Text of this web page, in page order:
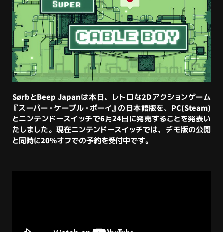
SørbとBeep Japanは本日、レトロな2Dアクションゲーム
『スーパー・ケーブル・ボーイ』 の日本語版を、 PC(Steam)
とニンテンドースイッチで6月24日に発売することを発表い
たしました。現在ニンテンドースイッチでは、デモ版の公開
と同時に20%オフでの予約を受付中です。